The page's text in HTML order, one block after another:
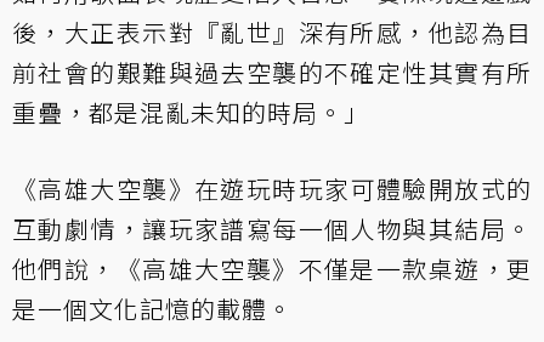
後，大正表示對『亂世』深有所感，他認為目
前社會的艱難與過去空襲的不確定性其實有所
重疊，都是混亂未知的時局。」
《高雄大空襲》在遊玩時玩家可體驗開放式的
互動劇情，讓玩家譜寫每一個人物與其結局。
他們說，《高雄大空襲》不僅是一款桌遊，更
是一個文化記憶的載體。